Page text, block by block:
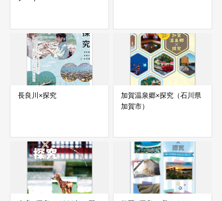
長良川×探究
加賀温泉郷×探究（石川県
加賀市）